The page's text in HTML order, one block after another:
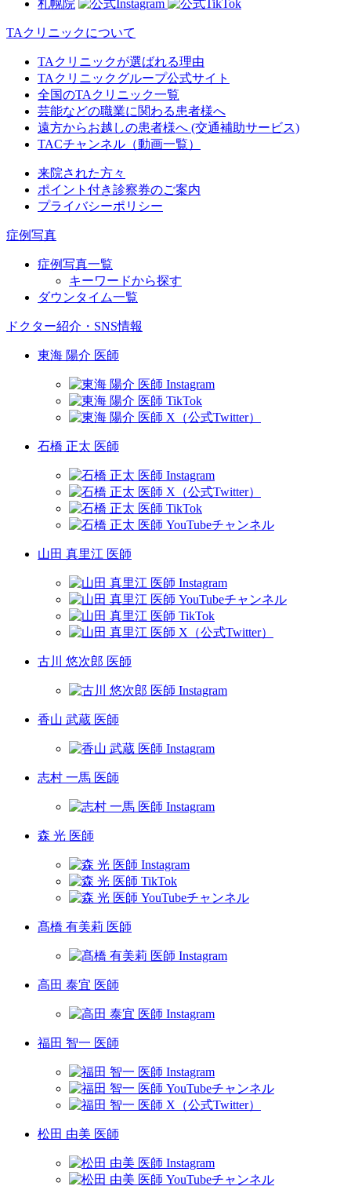
札幌院
TAクリニックについて
TAクリニックが選ばれる理由
TAクリニックグループ公式サイト
全国のTAクリニック一覧
芸能などの職業に関わる患者様へ
遠方からお越しの患者様へ (交通補助サービス)
TACチャンネル（動画一覧）
来院された方々
ポイント付き診察券のご案内
プライバシーポリシー
症例写真
症例写真一覧
キーワードから探す
ダウンタイム一覧
ドクター紹介・SNS情報
東海 陽介 医師
石橋 正太 医師
山田 真里江 医師
古川 悠次郎 医師
香山 武蔵 医師
志村 一馬 医師
森 光 医師
髙橋 有美莉 医師
高田 泰宜 医師
福田 智一 医師
松田 由美 医師